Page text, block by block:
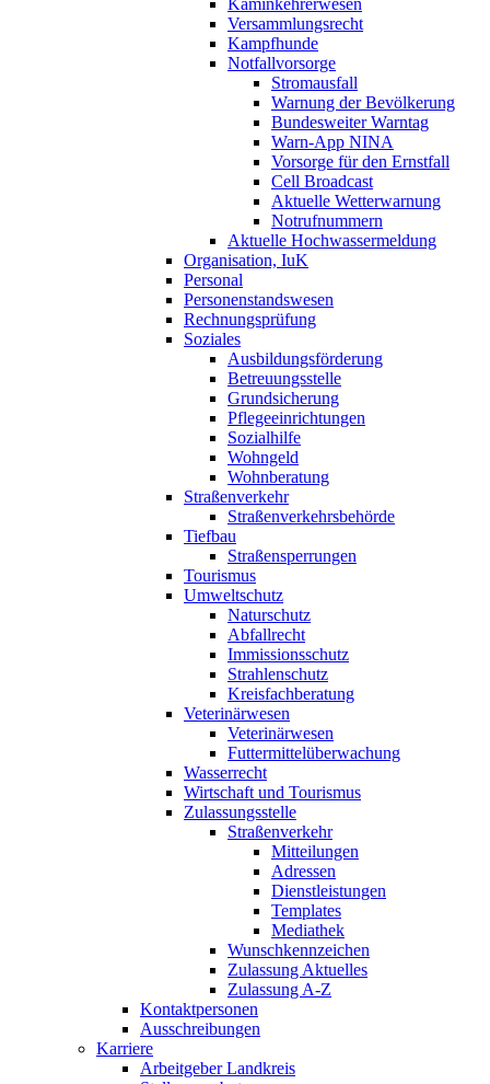
Kaminkehrerwesen
Versammlungsrecht
Kampfhunde
Notfallvorsorge
Stromausfall
Warnung der Bevölkerung
Bundesweiter Warntag
Warn-App NINA
Vorsorge für den Ernstfall
Cell Broadcast
Aktuelle Wetterwarnung
Notrufnummern
Aktuelle Hochwassermeldung
Organisation, IuK
Personal
Personenstandswesen
Rechnungsprüfung
Soziales
Ausbildungsförderung
Betreuungsstelle
Grundsicherung
Pflegeeinrichtungen
Sozialhilfe
Wohngeld
Wohnberatung
Straßenverkehr
Straßenverkehrsbehörde
Tiefbau
Straßensperrungen
Tourismus
Umweltschutz
Naturschutz
Abfallrecht
Immissionsschutz
Strahlenschutz
Kreisfachberatung
Veterinärwesen
Veterinärwesen
Futtermittelüberwachung
Wasserrecht
Wirtschaft und Tourismus
Zulassungsstelle
Straßenverkehr
Mitteilungen
Adressen
Dienstleistungen
Templates
Mediathek
Wunschkennzeichen
Zulassung Aktuelles
Zulassung A-Z
Kontaktpersonen
Ausschreibungen
Karriere
Arbeitgeber Landkreis